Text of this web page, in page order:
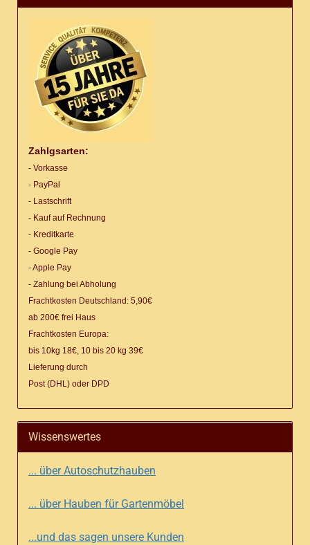
Zahlgsarten:
- Vorkasse
- PayPal
- Lastschrift
- Kauf auf Rechnung
- Kreditkarte
- Google Pay
- Apple Pay
- Zahlung bei Abholung
Frachtkosten Deutschland: 5,90€
ab 200€ frei Haus
Frachtkosten Europa:
bis 10kg 18€, 10 bis 20 kg 39€
Lieferung durch
Post (DHL) oder DPD
Wissenswertes
... über Autoschutzhauben
... über Hauben für Gartenmöbel
...und das sagen unsere Kunden